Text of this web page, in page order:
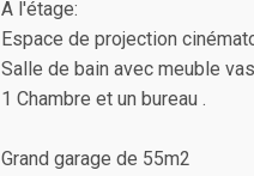
A l'étage:
Espace de projection
Salle de bain avec meuble
1 Chambre et un bureau .
Grand garage de 55m2